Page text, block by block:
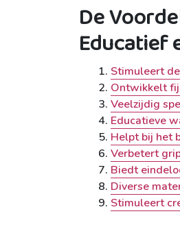
De
Educatief
Stimuleert
Ontwikkelt
Veelzijdig
Educatieve
Helpt bij het
Verbetert
Biedt
Diverse
Stimuleert